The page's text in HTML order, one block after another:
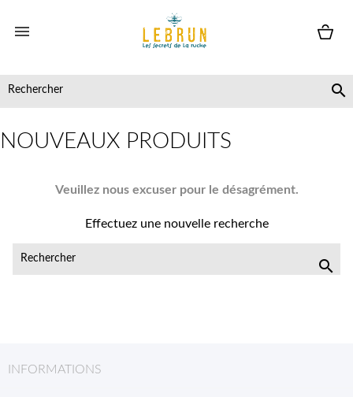


NOUVEAUX PRODUITS
Veuillez nous excuser pour le désagrément.
Effectuez une nouvelle recherche

INFORMATIONS